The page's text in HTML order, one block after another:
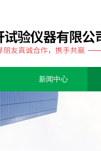
新闻中心